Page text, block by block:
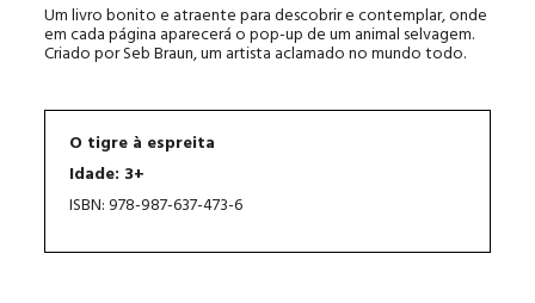
Um livro bonito e atraente para descobrir e contemplar, onde
em cada página aparecerá o pop-up de um animal selvagem.
Criado por Seb Braun, um artista aclamado no mundo todo.
O tigre à espreita
Idade: 3+
ISBN: 978-987-637-473-6